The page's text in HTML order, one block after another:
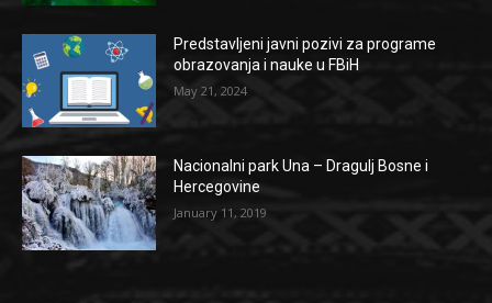
Predstavljeni javni pozivi za programe
obrazovanja i nauke u FBiH
May 21, 2024
Nacionalni park Una – Dragulj Bosne i
Hercegovine
January 11, 2019